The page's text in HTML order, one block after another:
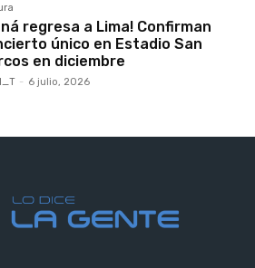
regresa a Lima! Confirman
único en Estadio San
en diciembre
- 6 julio, 2026